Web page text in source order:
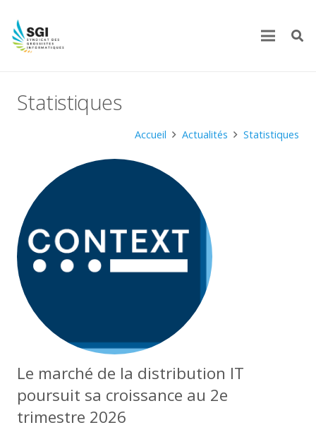
Statistiques
Accueil Actualités Statistiques
Le marché de la distribution IT
poursuit sa croissance au 2e
trimestre 2026